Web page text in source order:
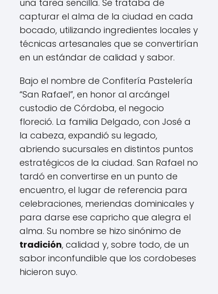
una tarea sencilla. Se trataba de
capturar el alma de la ciudad en cada
bocado, utilizando ingredientes locales y
técnicas artesanales que se convertirían
en un estándar de calidad y sabor.
Bajo el nombre de Confitería Pastelería
“San Rafael”, en honor al arcángel
custodio de Córdoba, el negocio
floreció. La familia Delgado, con José a
la cabeza, expandió su legado,
abriendo sucursales en distintos puntos
estratégicos de la ciudad. San Rafael no
tardó en convertirse en un punto de
encuentro, el lugar de referencia para
celebraciones, meriendas dominicales y
para darse ese capricho que alegra el
alma. Su nombre se hizo sinónimo de
tradición, calidad y, sobre todo, de un
sabor inconfundible que los cordobeses
hicieron suyo.